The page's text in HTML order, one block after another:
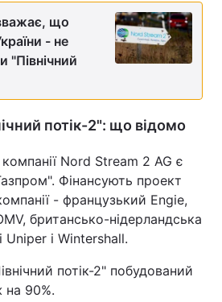
що
- не
"Північний
потік-2": що відомо
Nord Stream 2 AG є
Фінансують проект
- французький Engie,
британсько-нідерландська
Uniper і Wintershall.
потік-2" побудований
на 90%.